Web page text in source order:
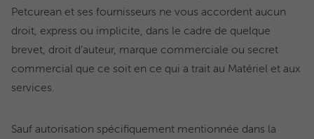
Petcurean et ses fournisseurs ne vous accordent aucun
droit, express ou implicite, dans le cadre de quelque
brevet, droit d’auteur, marque commerciale ou secret
commercial que ce soit en ce qui a trait au Matériel et aux
services.
Sauf autorisation spécifiquement mentionnée dans la